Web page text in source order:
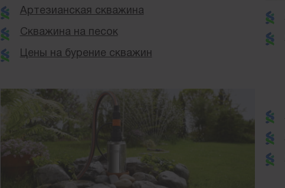
Артезианская скважина
Скважина на песок
Цены на бурение скважин